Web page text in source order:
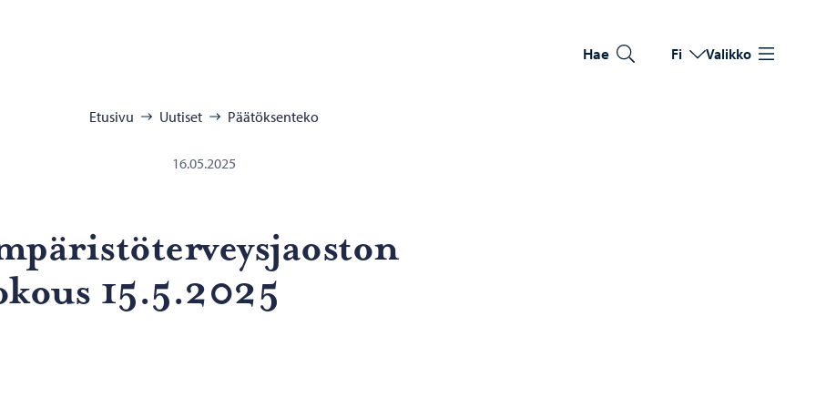
Hae Vaihda kieltä
Nykyinen kieli: Suomi
Fi Valikko
Etusivu Uutiset Päätöksenteko
16.05.2025
15.5.2025